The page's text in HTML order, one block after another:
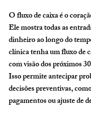
O fluxo de caixa é o
Ele mostra todas as
dinheiro ao longo do
clínica tenha um fluxo de
com visão dos próximos
Isso permite antecipar
decisões preventivas,
pagamentos ou ajuste de